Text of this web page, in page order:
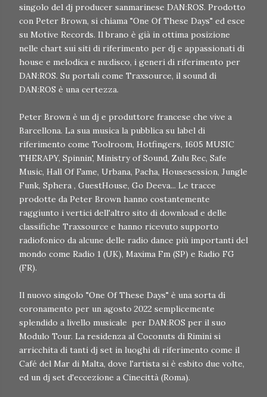
singolo del dj producer sanmarinese DAN:ROS. Prodotto
con Peter Brown, si chiama "One Of These Days" ed esce
su Motive Records. Il brano è già in ottima posizione
nelle chart sui siti di riferimento per dj e appassionati di
house e melodica e nu:disco, i generi di riferimento per
DAN:ROS. Su portali come Traxsource, il sound di
DAN:ROS è una certezza.
Peter Brown è un dj e produttore francese che vive a
Barcellona. La sua musica la pubblica su label di
riferimento come Toolroom, Hotfingers, 1605 MUSIC
THERAPY, Spinnin', Ministry of Sound, Zulu Rec, Safe
Music, Hall Of Fame, Urbana, Pacha, Housesession, Jungle
Funk, Sphera , GuestHouse, Go Deeva... Le tracce
prodotte da Peter Brown hanno costantemente
raggiunto i vertici dell'altro sito di download e delle
classifiche Traxsource e hanno ricevuto supporto
radiofonico da alcune delle radio dance più importanti del
mondo come Radio 1 (UK), Maxima Fm (SP) e Radio FG
(FR).
Il nuovo singolo "One Of These Days" è una sorta di
coronamento per un agosto 2022 semplicemente
splendido a livello musicale per DAN:ROS per il suo
Modulo Tour. La residenza al Coconuts di Rimini si
arricchita di tanti dj set in luoghi di riferimento come il
Café del Mar di Malta, dove l'artista si è esbito due volte,
ed un dj set d'eccezione a Cinecittà (Roma).